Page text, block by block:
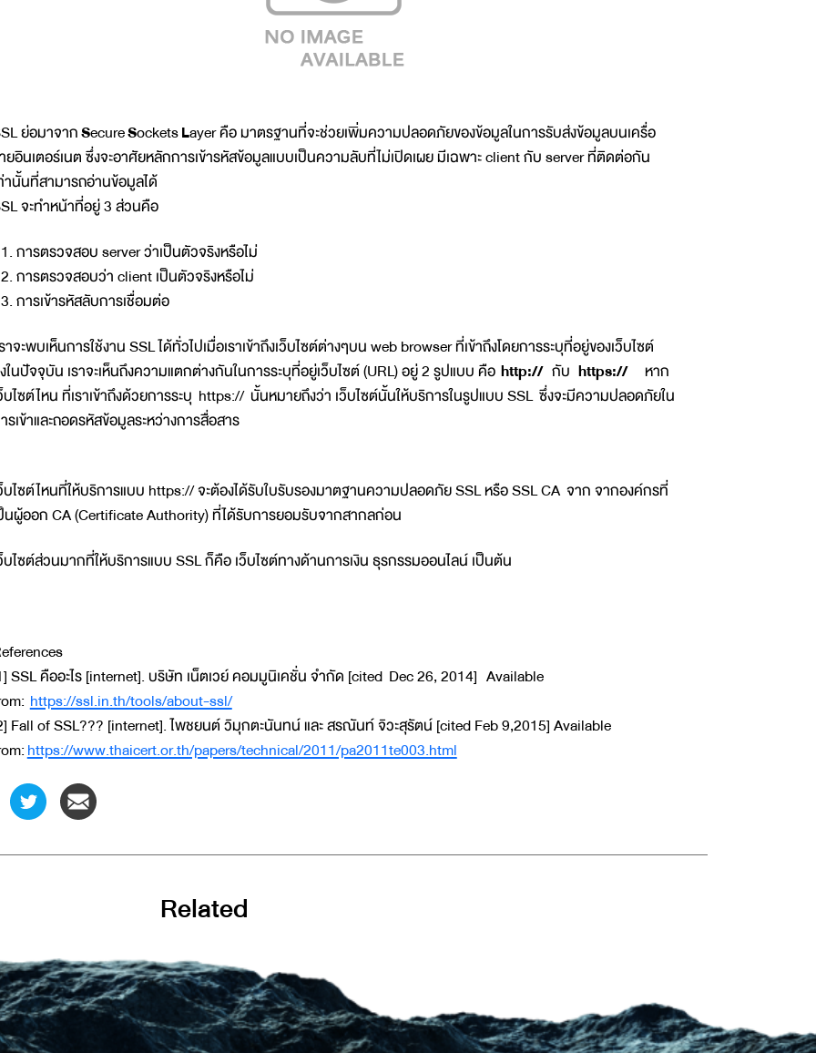
ย่อมาจากSecureSocketsLayer คือ มาตรฐานที่จะช่วยเพิ่มความปลอดภัยของข้อมูลในการรับส่งข้อมูลบนเครื่อ
ยอินเตอร์เนต ซึ่งจะอาศัยหลักการเข้ารหัสข้อมูลแบบเป็นความลับที่ไม่เปิดเผย มีเฉพาะ client กับ server ที่ติดต่อกัน
านั้นที่สามารถอ่านข้อมูลได้
จะทำหน้าที่อยู่ 3 ส่วนคือ
1. การตรวจสอบ server ว่าเป็นตัวจริงหรือไม่
2. การตรวจสอบว่า client เป็นตัวจริงหรือไม่
3. การเข้ารหัสลับการเชื่อมต่อ
าจะพบเห็นการใช้งาน SSL ได้ทั่วไปเมื่อเราเข้าถึงเว็บไซต์ต่างๆบน web browser ที่เข้าถึงโดยการระบุที่อยู่ของเว็บไซต์
ในปัจจุบัน เราจะเห็นถึงความแตกต่างกันในการระบุที่อยู่เว็บไซต์ (URL) อยู่ 2 รูปแบบ คือ http://กับ https://หาก
บไซต์ไหน ที่เราเข้าถึงด้วยการระบุ https:// นั้นหมายถึงว่า เว็บไซต์นั้นให้บริการในรูปแบบ SSL ซึ่งจะมีความปลอดภัยใน
รเข้าและถอดรหัสข้อมูลระหว่างการสื่อสาร
บไซต์ไหนที่ให้บริการแบบ https:// จะต้องได้รับใบรับรองมาตฐานความปลอดภัย SSL หรือ SSL CA จาก จากองค์กรที่
นผู้ออก CA (Certificate Authority) ที่ได้รับการยอมรับจากสากลก่อน
บไซต์ส่วนมากที่ให้บริการแบบ SSL ก็คือ เว็บไซต์ทางด้านการเงิน ธุรกรรมออนไลน์ เป็นต้น
SSL คืออะไร [internet]. บริษัท เน็ตเวย์ คอมมูนิเคชั่น จำกัด [cited Dec 26, 2014] Available
https://ssl.in.th/tools/about-ssl/
Fall of SSL??? [internet]. ไพชยนต์ วิมุกตะนันทน์ และ สรณันท์ จิวะสุรัตน์ [cited Feb 9,2015] Available
https://www.thaicert.or.th/papers/technical/2011/pa2011te003.html
Related